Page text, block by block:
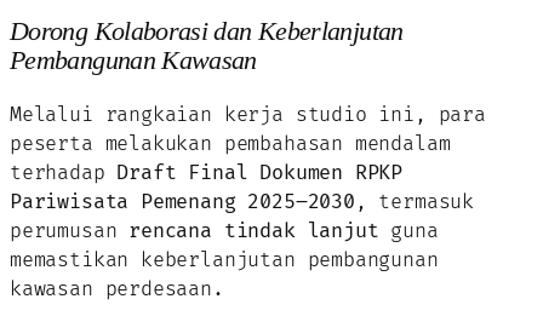
Dorong Kolaborasi dan Keberlanjutan
Pembangunan Kawasan
Melalui rangkaian kerja studio ini, para
peserta melakukan pembahasan mendalam
terhadap Draft Final Dokumen RPKP
Pariwisata Pemenang 2025–2030 , termasuk
perumusan rencana tindak lanjut guna
memastikan keberlanjutan pembangunan
kawasan perdesaan.